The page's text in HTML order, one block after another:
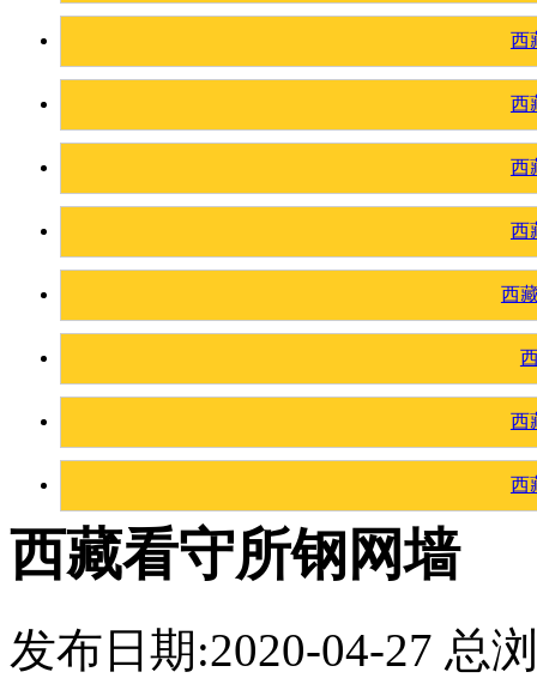
西
西
西
西
西
西
西
西藏看守所钢网墙
发布日期:2020-04-27 总